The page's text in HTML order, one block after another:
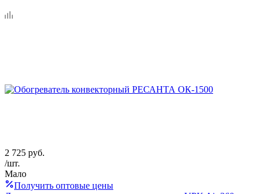
2 725 руб.
/шт.
Мало
Получить оптовые цены